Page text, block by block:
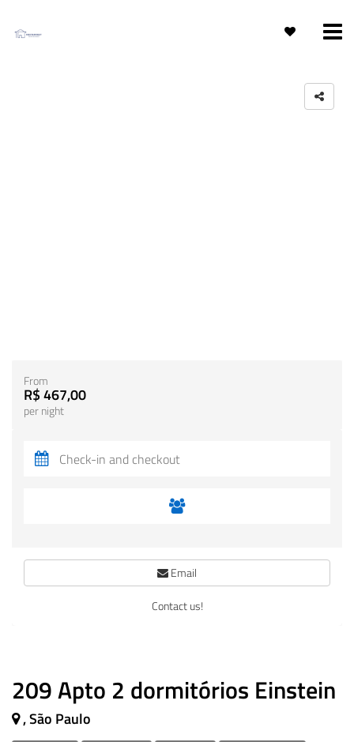
209 Apto 2 dormitórios Einstein
, São Paulo
From
R$ 467,00
per night
Email
Contact us!